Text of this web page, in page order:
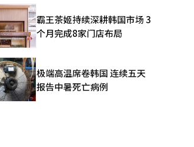
霸王茶姬持续深耕韩国市场 3
个月完成8家门店布局
极端高温席卷韩国 连续五天
报告中暑死亡病例